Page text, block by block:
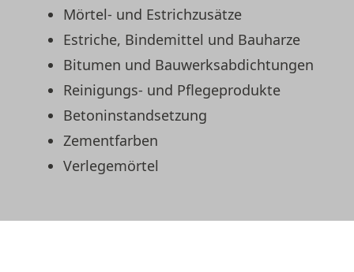
Leistungsübersicht
Mustergarten
Fliesenausstellung
Betontankstelle
Mörtel- und Estrichzusätze
Estriche, Bindemittel und Bauharze
Bitumen und Bauwerksabdichtungen
Reinigungs- und Pflegeprodukte
Betoninstandsetzung
Zementfarben
Verlegemörtel